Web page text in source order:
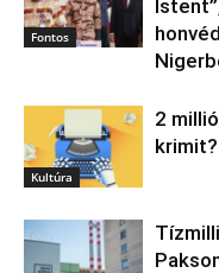
Fontos
Kultúra
2
krimit?